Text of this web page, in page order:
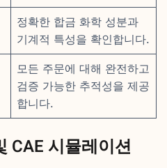
정확한 합금 화학 성분과
기계적 특성을 확인합니다.
모든 주문에 대해 완전하고
검증 가능한 추적성을 제공
합니다.
CAE 시뮬레이션